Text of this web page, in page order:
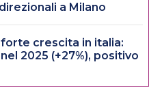
a Milano
crescita in italia:
2025 (+27%), positivo